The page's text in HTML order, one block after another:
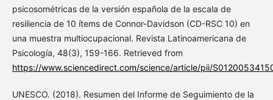
psicosométricas de la versión española de la escala de
resiliencia de 10 ítems de Connor-Davidson (CD-RSC 10) en
una muestra multiocupacional. Revista Latinoamericana de
Psicología, 48(3), 159-166. Retrieved from
https://www.sciencedirect.com/science/article/pii/
UNESCO. (2018). Resumen del Informe de Seguimiento de la